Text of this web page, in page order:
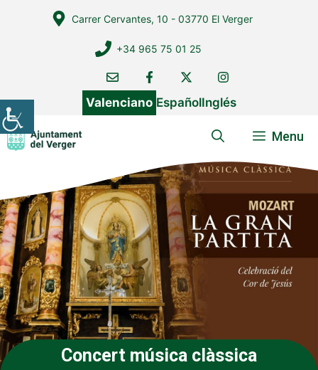
Carrer Cervantes, 10 - 03770 El Verger
+34 965 75 01 25
Valenciano EspañolInglés
Menu
Concert música clàssica